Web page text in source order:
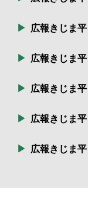
広報きじま平
広報きじま平
広報きじま平
広報きじま平
広報きじま平